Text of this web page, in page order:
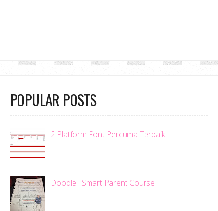
POPULAR POSTS
2 Platform Font Percuma Terbaik
Doodle : Smart Parent Course